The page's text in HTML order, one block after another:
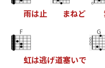
雨は止 まねど
F
虹は逃げ道塞いで
G